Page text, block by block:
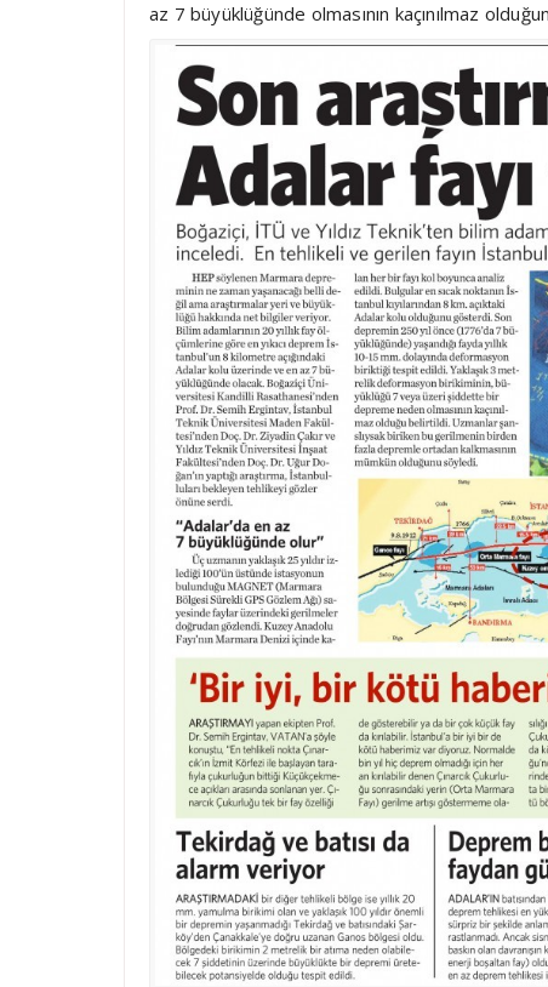
az 7 büyüklüğünde olmasının kaçınılmaz